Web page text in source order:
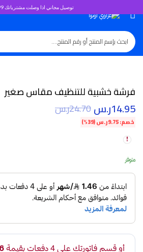
توصيل مجاني اذا وصلت مشترياتك 299 ريال
فرشة خشبية للتنظيف مقاس صغير
14.95ر.س24.70ر.س
خصم:9.75ر.س(39%)
متوفر